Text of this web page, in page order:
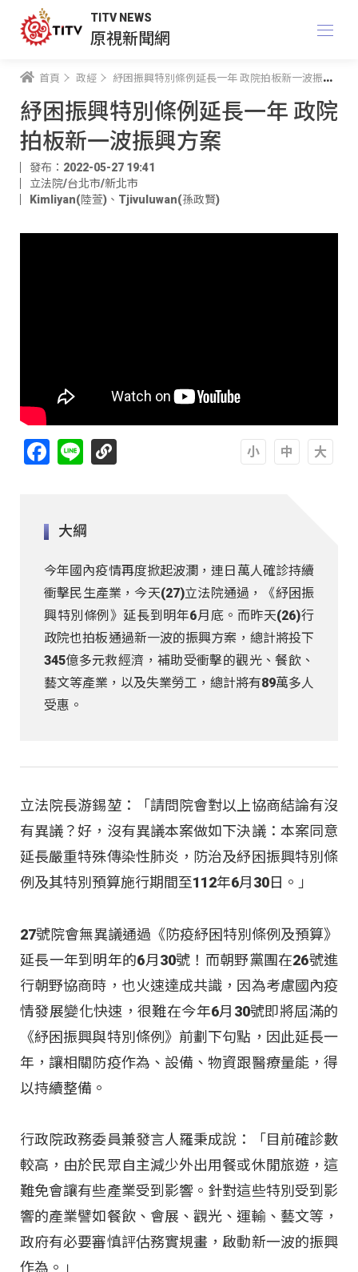
TITV NEWS
原視新聞網
首頁 政經 紓困振興特別條例延長一年 政院拍板新一波振興方案
紓困振興特別條例延長一年 政院
拍板新一波振興方案
發布：2022-05-27 19:41
立法院/台北市/新北市
Kimliyan(陸萱) 、 Tjivuluwan(孫政賢)
Facebook
Line
大綱
今年國內疫情再度掀起波瀾，連日萬人確診持續
衝擊民生產業，今天(27)立法院通過，《紓困振
興特別條例》延長到明年6月底。而昨天(26)行
政院也拍板通過新一波的振興方案，總計將投下
345億多元救經濟，補助受衝擊的觀光、餐飲、
藝文等產業，以及失業勞工，總計將有89萬多人
受惠。
立法院長游錫堃：「請問院會對以上協商結論有沒
有異議？好，沒有異議本案做如下決議：本案同意
延長嚴重特殊傳染性肺炎，防治及紓困振興特別條
例及其特別預算施行期間至112年6月30日。」
27號院會無異議通過《防疫紓困特別條例及預算》
延長一年到明年的6月30號！而朝野黨團在26號進
行朝野協商時，也火速達成共識，因為考慮國內疫
情發展變化快速，很難在今年6月30號即將屆滿的
《紓困振興與特別條例》前劃下句點，因此延長一
年，讓相關防疫作為、設備、物資跟醫療量能，得
以持續整備。
行政院政務委員兼發言人羅秉成說：「目前確診數
較高，由於民眾自主減少外出用餐或休閒旅遊，這
難免會讓有些產業受到影響。針對這些特別受到影
響的產業譬如餐飲、會展、觀光、運輸、藝文等，
政府有必要審慎評估務實規畫，啟動新一波的振興
作為。」